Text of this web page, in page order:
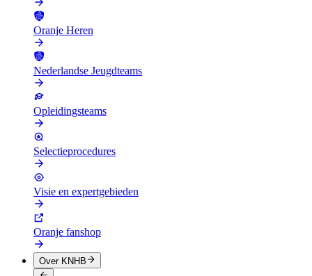
Oranje Heren
Nederlandse Jeugdteams
Opleidingsteams
Selectieprocedures
Visie en expertgebieden
Oranje fanshop
Over KNHB